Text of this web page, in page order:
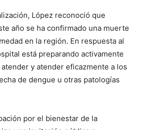
López reconoció que
año se ha confirmado una muerte
en la región. En respuesta al
está preparando activamente
y atender eficazmente a los
de dengue u otras patologías
por el bienestar de la